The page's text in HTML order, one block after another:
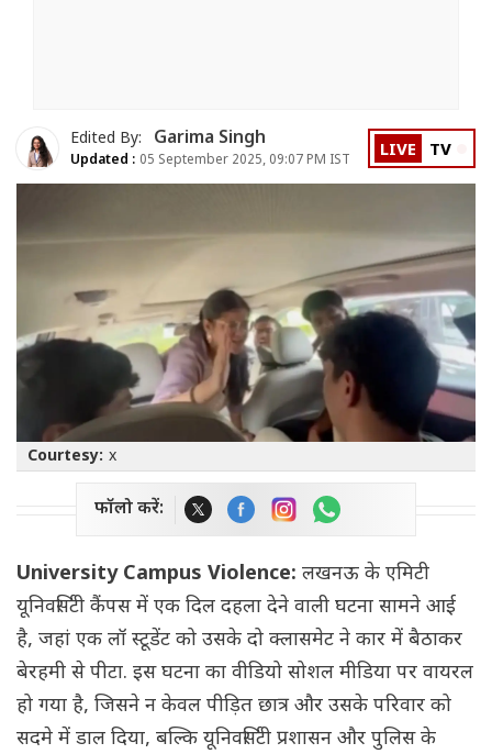
Edited By: Garima Singh
Updated : 05 September 2025, 09:07 PM IST LIVE TV
Courtesy: x
फॉलो करें:
University Campus Violence: लखनऊ के एमिटी
यूनिवर्सिटी कैंपस में एक दिल दहला देने वाली घटना सामने आई
है, जहां एक लॉ स्टूडेंट को उसके दो क्लासमेट ने कार में बैठाकर
बेरहमी से पीटा. इस घटना का वीडियो सोशल मीडिया पर वायरल
हो गया है, जिसने न केवल पीड़ित छात्र और उसके परिवार को
सदमे में डाल दिया, बल्कि यूनिवर्सिटी प्रशासन और पुलिस के